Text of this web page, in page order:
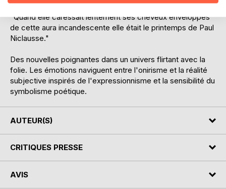
"Quand elle caressait lentement ses cheveux enveloppés
de cette aura incandescente elle était le printemps de Paul
Niclausse."
Des nouvelles poignantes dans un univers flirtant avec la
folie. Les émotions naviguent entre l'onirisme et la réalité
subjective inspirés de l'expressionnisme et la sensibilité du
symbolisme poétique.
AUTEUR(S)
CRITIQUES PRESSE
AVIS